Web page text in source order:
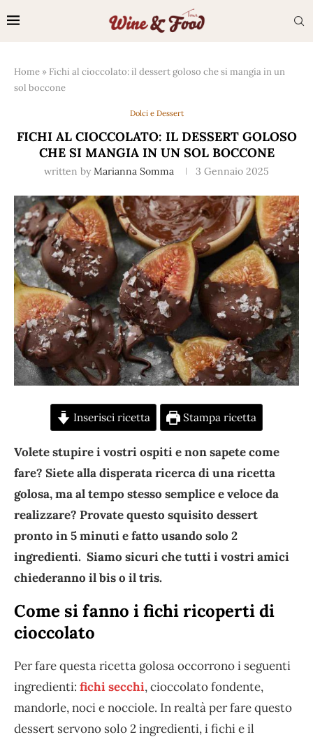
Home » Fichi al cioccolato: il dessert goloso che si mangia in un
sol boccone
Dolci e Dessert
FICHI AL CIOCCOLATO: IL DESSERT GOLOSO
CHE SI MANGIA IN UN SOL BOCCONE
written by Marianna Somma 3 Gennaio 2025
Inserisci ricetta Stampa ricetta
Volete stupire i vostri ospiti e non sapete come
fare? Siete alla disperata ricerca di una ricetta
golosa, ma al tempo stesso semplice e veloce da
realizzare? Provate questo squisito dessert
pronto in 5 minuti e fatto usando solo 2
ingredienti. Siamo sicuri che tutti i vostri amici
chiederanno il bis o il tris.
Come si fanno i fichi ricoperti di
cioccolato
Per fare questa ricetta golosa occorrono i seguenti
ingredienti: fichi secchi, cioccolato fondente,
mandorle, noci e nocciole. In realtà per fare questo
dessert servono solo 2 ingredienti, i fichi e il